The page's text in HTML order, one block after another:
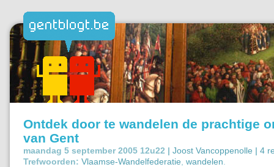
Ontdek door te wandelen de prachtige
van Gent
maandag 5 september 2005 12u22 | Joost Vancoppenolle | 4
Trefwoorden: Vlaamse-Wandelfederatie wandelen